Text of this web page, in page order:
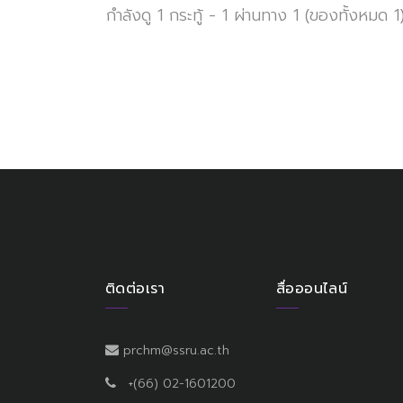
กำลังดู 1 กระทู้ - 1 ผ่านทาง 1 (ของทั้งหมด
ติดต่อเรา
prchm@ssru.ac.th
+(66) 02-1601200
สื่อออนไลน์